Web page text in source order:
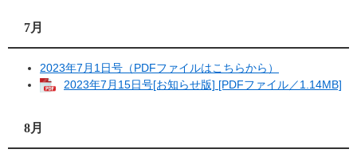
7月
2023年7月1日号（PDFファイルはこちらから）
2023年7月15日号[お知らせ版] [PDFファイル／1.14MB]
8月